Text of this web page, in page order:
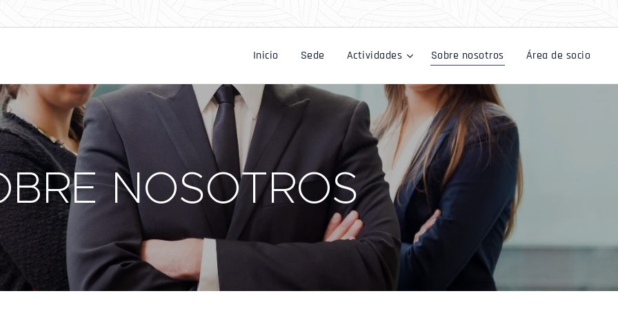
Inicio Sede Actividades Sobre nosotros Área de socio
NOSOTROS